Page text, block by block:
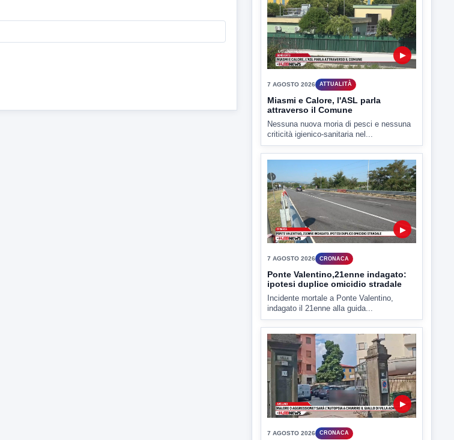
Benevento Calcio: Le scelte di
Floro Flores per il debutto di Coppa
Italia
Il Benevento è pronto al debutto di Coppa
Italia. Scelte...
▶
7 AGOSTO 2026 ATTUALITÀ
Miasmi e Calore, l'ASL parla
attraverso il Comune
Nessuna nuova moria di pesci e nessuna
criticità igienico-sanitaria nel...
▶
7 AGOSTO 2026 CRONACA
Ponte Valentino,21enne indagato:
ipotesi duplice omicidio stradale
Incidente mortale a Ponte Valentino,
indagato il 21enne alla guida...